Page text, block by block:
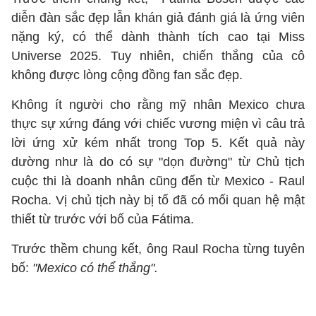
diễn đàn sắc đẹp lẫn khán giả đánh giá là ứng viên
nặng ký, có thể dành thành tích cao tại Miss
Universe 2025. Tuy nhiên, chiến thắng của cô
không được lòng cộng đồng fan sắc đẹp.
Không ít người cho rằng mỹ nhân Mexico chưa
thực sự xứng đáng với chiếc vương miện vì câu trả
lời ứng xử kém nhất trong Top 5. Kết quả này
dường như là do có sự "dọn đường" từ Chủ tịch
cuộc thi là doanh nhân cũng đến từ Mexico - Raul
Rocha. Vị chủ tịch này bị tố đã có mối quan hệ mật
thiết từ trước với bố của Fátima.
Trước thềm chung kết, ông Raul Rocha từng tuyên
bố: "Mexico có thể thắng".